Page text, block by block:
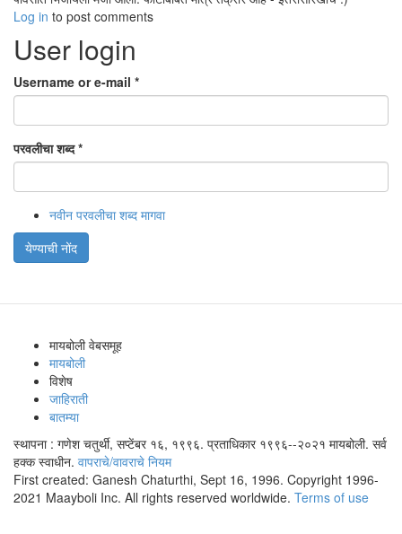
Log in to post comments
User login
Username or e-mail *
परवलीचा शब्द*
नवीन परवलीचा शब्द मागवा
येण्याची नोंद
मायबोली वेबसमूह
मायबोली
विशेष
जाहिराती
बातम्या
स्थापना : गणेश चतुर्थी, सप्टेंबर १६, १९९६. प्रताधिकार १९९६--२०२१ मायबोली. सर्व
हक्क स्वाधीन. वापराचे/वावराचे नियम
First created: Ganesh Chaturthi, Sept 16, 1996. Copyright 1996-
2021 Maayboli Inc. All rights reserved worldwide. Terms of use